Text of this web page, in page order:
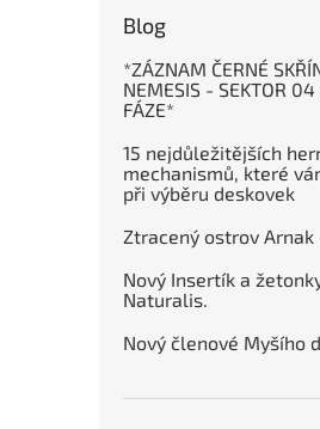
Blog
*ZÁZNAM ČERNÉ
NEMESIS - SEKTOR
FÁZE*
15 nejdůležitějších
mechanismů, které
při výběru deskovek
Ztracený ostrov Arnak
Nový Insertík a
Naturalis.
Nový členové Myšího